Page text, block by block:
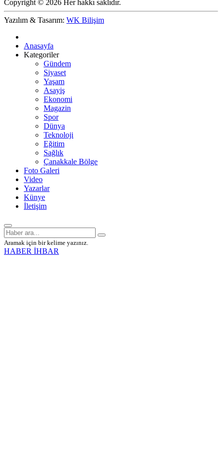
Copyright © 2026 Her hakkı saklıdır.
Yazılım & Tasarım: WK Bilişim
Anasayfa
Kategoriler
Gündem
Siyaset
Yaşam
Asayiş
Ekonomi
Magazin
Spor
Dünya
Teknoloji
Eğitim
Sağlık
Çanakkale Bölge
Foto Galeri
Video
Yazarlar
Künye
İletişim
Aramak için bir kelime yazınız.
HABER İHBAR